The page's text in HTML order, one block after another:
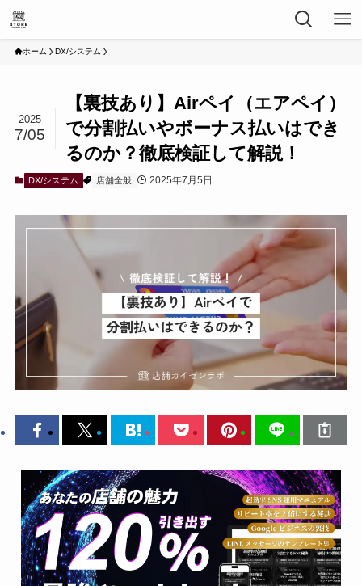
ホーム DX/システム
【裏技あり】Airペイ（エアペイ）
で分割払いやボーナス払いはでき
るのか？徹底検証して解説！
2025
7/05
DX/システム 店舗全般 2025年7月5日